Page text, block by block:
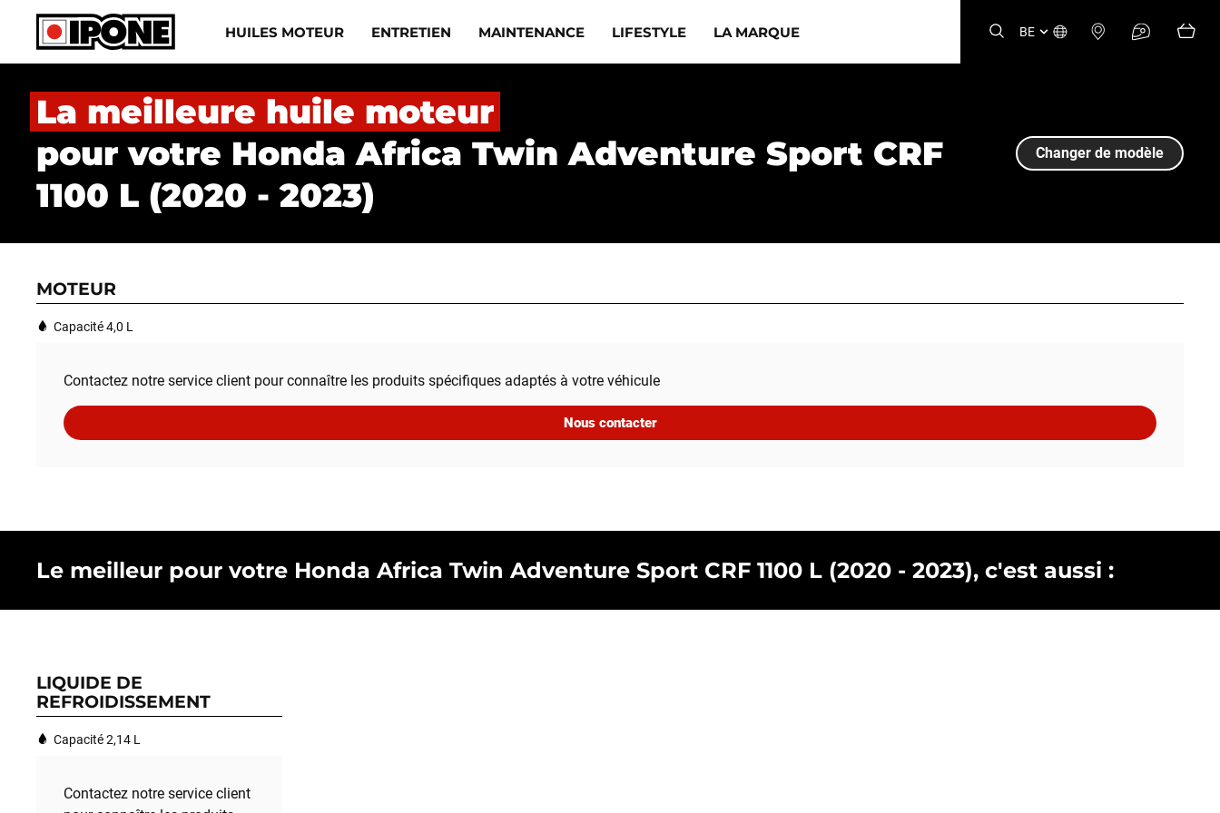
Ipone
HUILES MOTEUR
ENTRETIEN MAINTENANCE LIFESTYLE LA MARQUE BE
HUILES MOTEUR
MAINTENANCE
FR EN ES IT DE
La meilleure huile moteur
pour votre Honda Africa Twin Adventure Sport CRF
1100 L (2020 - 2023)
Changer de modèle
MOTEUR
Capacité 4,0 L
Contactez notre service client pour connaître les produits spécifiques adaptés à votre véhicule
Nous contacter
Le meilleur pour votre Honda Africa Twin Adventure Sport CRF 1100 L (2020 - 2023), c'est aussi :
LIQUIDE DE
REFROIDISSEMENT
Capacité 2,14 L
Contactez notre service client